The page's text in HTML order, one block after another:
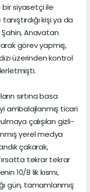
bir siyasetçi ile
kişi ya da
Anavatan
görev yapmış,
üzerinden kontrol
sırtına basa
ambalajlanmış ticari
çalışılan gizli-
yerel medya
çakarak,
tekrar tekrar
10/8 lik kısmı,
gün, tamamlanmış